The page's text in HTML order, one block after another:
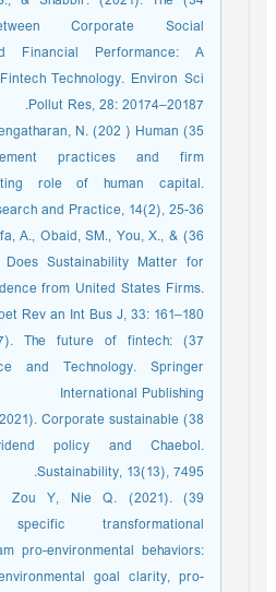
Corporate Social
Financial Performance: A
Technology. Environ Sci
Pollut Res, 28: 20174–20187.
Kengatharan, N. (202 ) Human
practices and firm
role of human capital.
and Practice, 14(2), 25-36 .
A., Obaid, SM., You, X., &
Does Sustainability Matter for
from United States Firms.
Rev an Int Bus J, 33: 161–180.
The future of fintech:
and Technology. Springer
International Publishing
(2021). Corporate sustainable
policy and Chaebol.
Sustainability, 13(13), 7495.
X, Zou Y, Nie Q. (2021).
specific transformational
pro-environmental behaviors:
goal clarity, pro-